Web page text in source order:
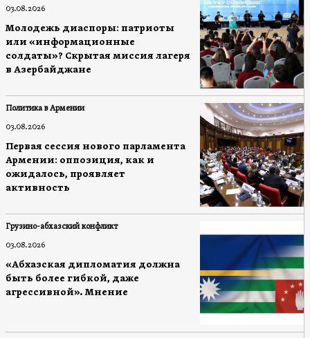
03.08.2026
Молодежь диаспоры: патриоты
или «информационные
солдаты»? Скрытая миссия лагеря
в Азербайджане
Политика в Армении
03.08.2026
Первая сессия нового парламента
Армении: оппозиция, как и
ожидалось, проявляет
активность
Грузино-абхазский конфликт
03.08.2026
«Абхазская дипломатия должна
быть более гибкой, даже
агрессивной». Мнение